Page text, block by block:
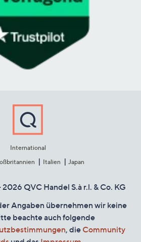
International
Italien Japan
QVC Handel S.à r.l. & Co. KG
Angaben übernehmen wir keine
beachte auch folgende
, die Community